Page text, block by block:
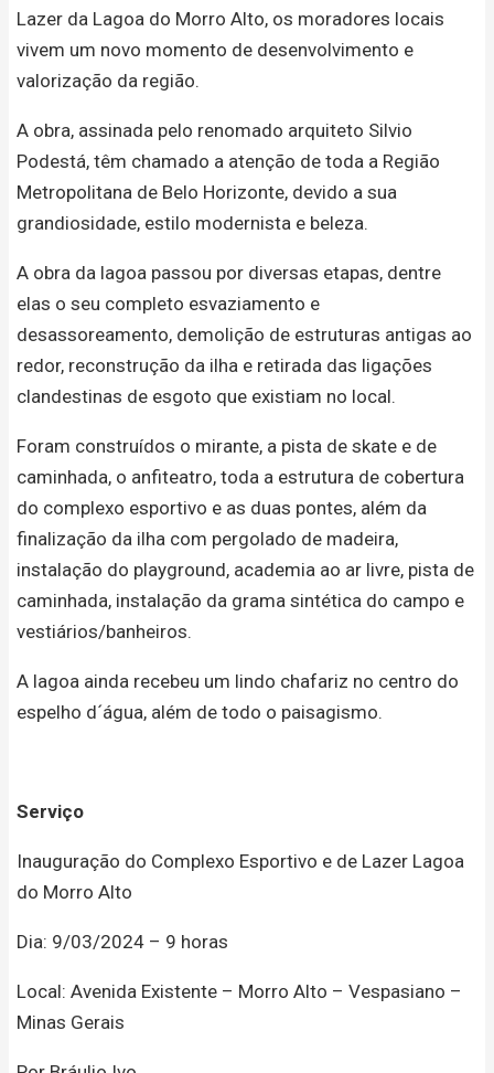
Lazer da Lagoa do Morro Alto, os moradores locais
vivem um novo momento de desenvolvimento e
valorização da região.
A obra, assinada pelo renomado arquiteto Silvio
Podestá, têm chamado a atenção de toda a Região
Metropolitana de Belo Horizonte, devido a sua
grandiosidade, estilo modernista e beleza.
A obra da lagoa passou por diversas etapas, dentre
elas o seu completo esvaziamento e
desassoreamento, demolição de estruturas antigas ao
redor, reconstrução da ilha e retirada das ligações
clandestinas de esgoto que existiam no local.
Foram construídos o mirante, a pista de skate e de
caminhada, o anfiteatro, toda a estrutura de cobertura
do complexo esportivo e as duas pontes, além da
finalização da ilha com pergolado de madeira,
instalação do playground, academia ao ar livre, pista de
caminhada, instalação da grama sintética do campo e
vestiários/banheiros.
A lagoa ainda recebeu um lindo chafariz no centro do
espelho d´água, além de todo o paisagismo.
Serviço
Inauguração do Complexo Esportivo e de Lazer Lagoa
do Morro Alto
Dia: 9/03/2024 – 9 horas
Local: Avenida Existente – Morro Alto – Vespasiano –
Minas Gerais